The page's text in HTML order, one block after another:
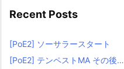
Recent Posts
[PoE2] ソーサラースタート
[PoE2] テンペストMA その後…